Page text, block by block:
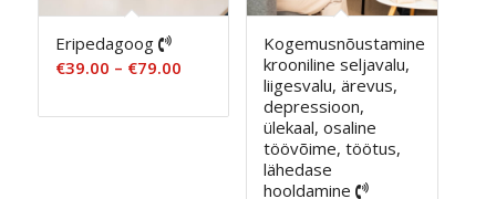
Eripedagoog
€39.00 – €79.00Hinnavahemik:
kuni
Kogemusnõustamine
krooniline seljavalu,
liigesvalu, ärevus,
depressioon,
ülekaal, osaline
töövõime, töötus,
lähedase
hooldamine